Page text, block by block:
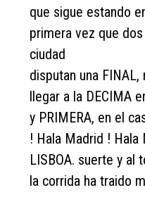
que sigue estando
primera vez que
ciudad
disputan una
llegar a la DECIMA
y PRIMERA, en el
! Hala Madrid !
LISBOA. suerte y al
la corrida ha traido